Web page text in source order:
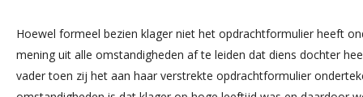
Hoewel formeel bezien klager niet het opdrachtformulier heeft
mening uit alle omstandigheden af te leiden dat diens dochter
vader toen zij het aan haar verstrekte opdrachtformulier